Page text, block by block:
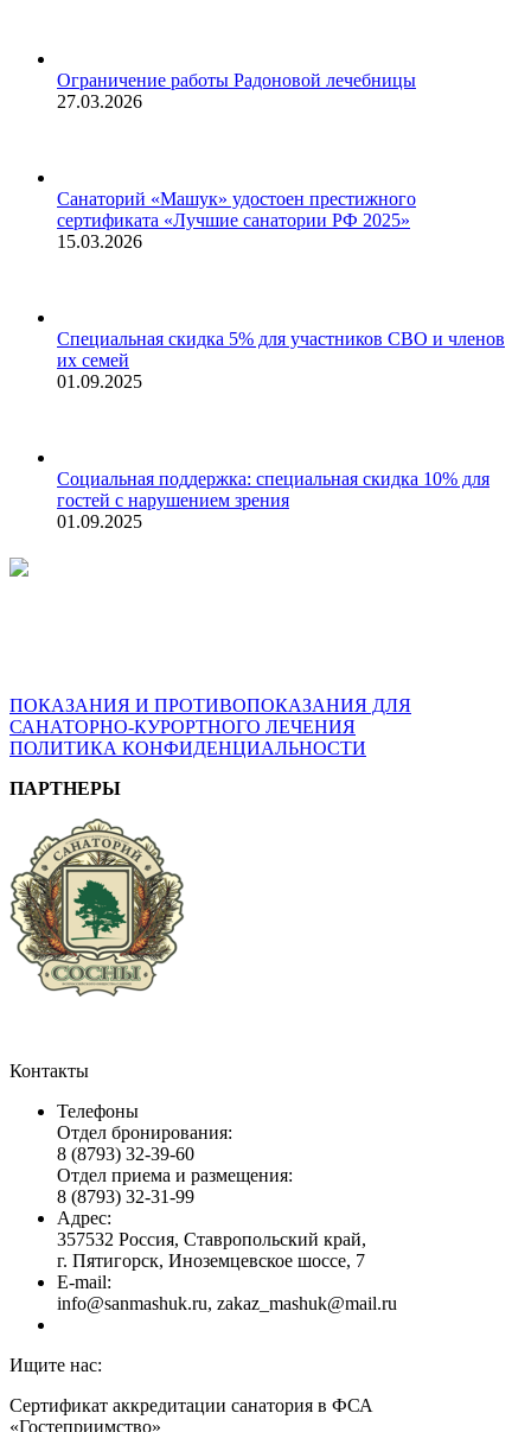
Ограничение работы Радоновой лечебницы
27.03.2026
Санаторий «Машук» удостоен престижного
сертификата «Лучшие санатории РФ 2025»
15.03.2026
Специальная скидка 5% для участников СВО и членов
их семей
01.09.2025
Социальная поддержка: специальная скидка 10% для
гостей с нарушением зрения
01.09.2025
ПОКАЗАНИЯ И ПРОТИВОПОКАЗАНИЯ ДЛЯ
САНАТОРНО-КУРОРТНОГО ЛЕЧЕНИЯ
ПОЛИТИКА КОНФИДЕНЦИАЛЬНОСТИ
ПАРТНЕРЫ
Контакты
Телефоны
Отдел бронирования:
8 (8793) 32-39-60
Отдел приема и размещения:
8 (8793) 32-31-99
Адрес:
357532 Россия, Ставропольский край,
г. Пятигорск, Иноземцевское шоссе, 7
E-mail:
info@sanmashuk.ru, zakaz_mashuk@mail.ru
Ищите нас:
Страница
Вконтакте
Страница
Telegram
Сертификат аккредитации санатория в ФСА
«Гостеприимство»